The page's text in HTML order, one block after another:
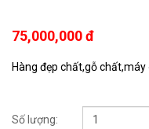
75,000,000 đ
Hàng đẹp chất,gỗ chất,máy
Số lượng: